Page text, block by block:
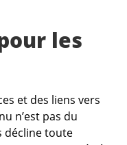
les
et des liens vers
n’est pas du
décline toute